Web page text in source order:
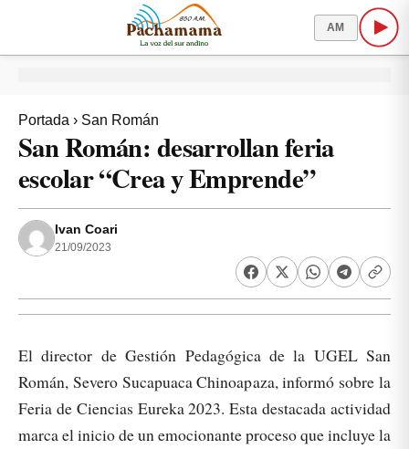
AM
Portada › San Román
San Román: desarrollan feria
escolar “Crea y Emprende”
Ivan Coari
21/09/2023
El director de Gestión Pedagógica de la UGEL San
Román, Severo Sucapuaca Chinoapaza, informó sobre la
Feria de Ciencias Eureka 2023. Esta destacada actividad
marca el inicio de un emocionante proceso que incluye la